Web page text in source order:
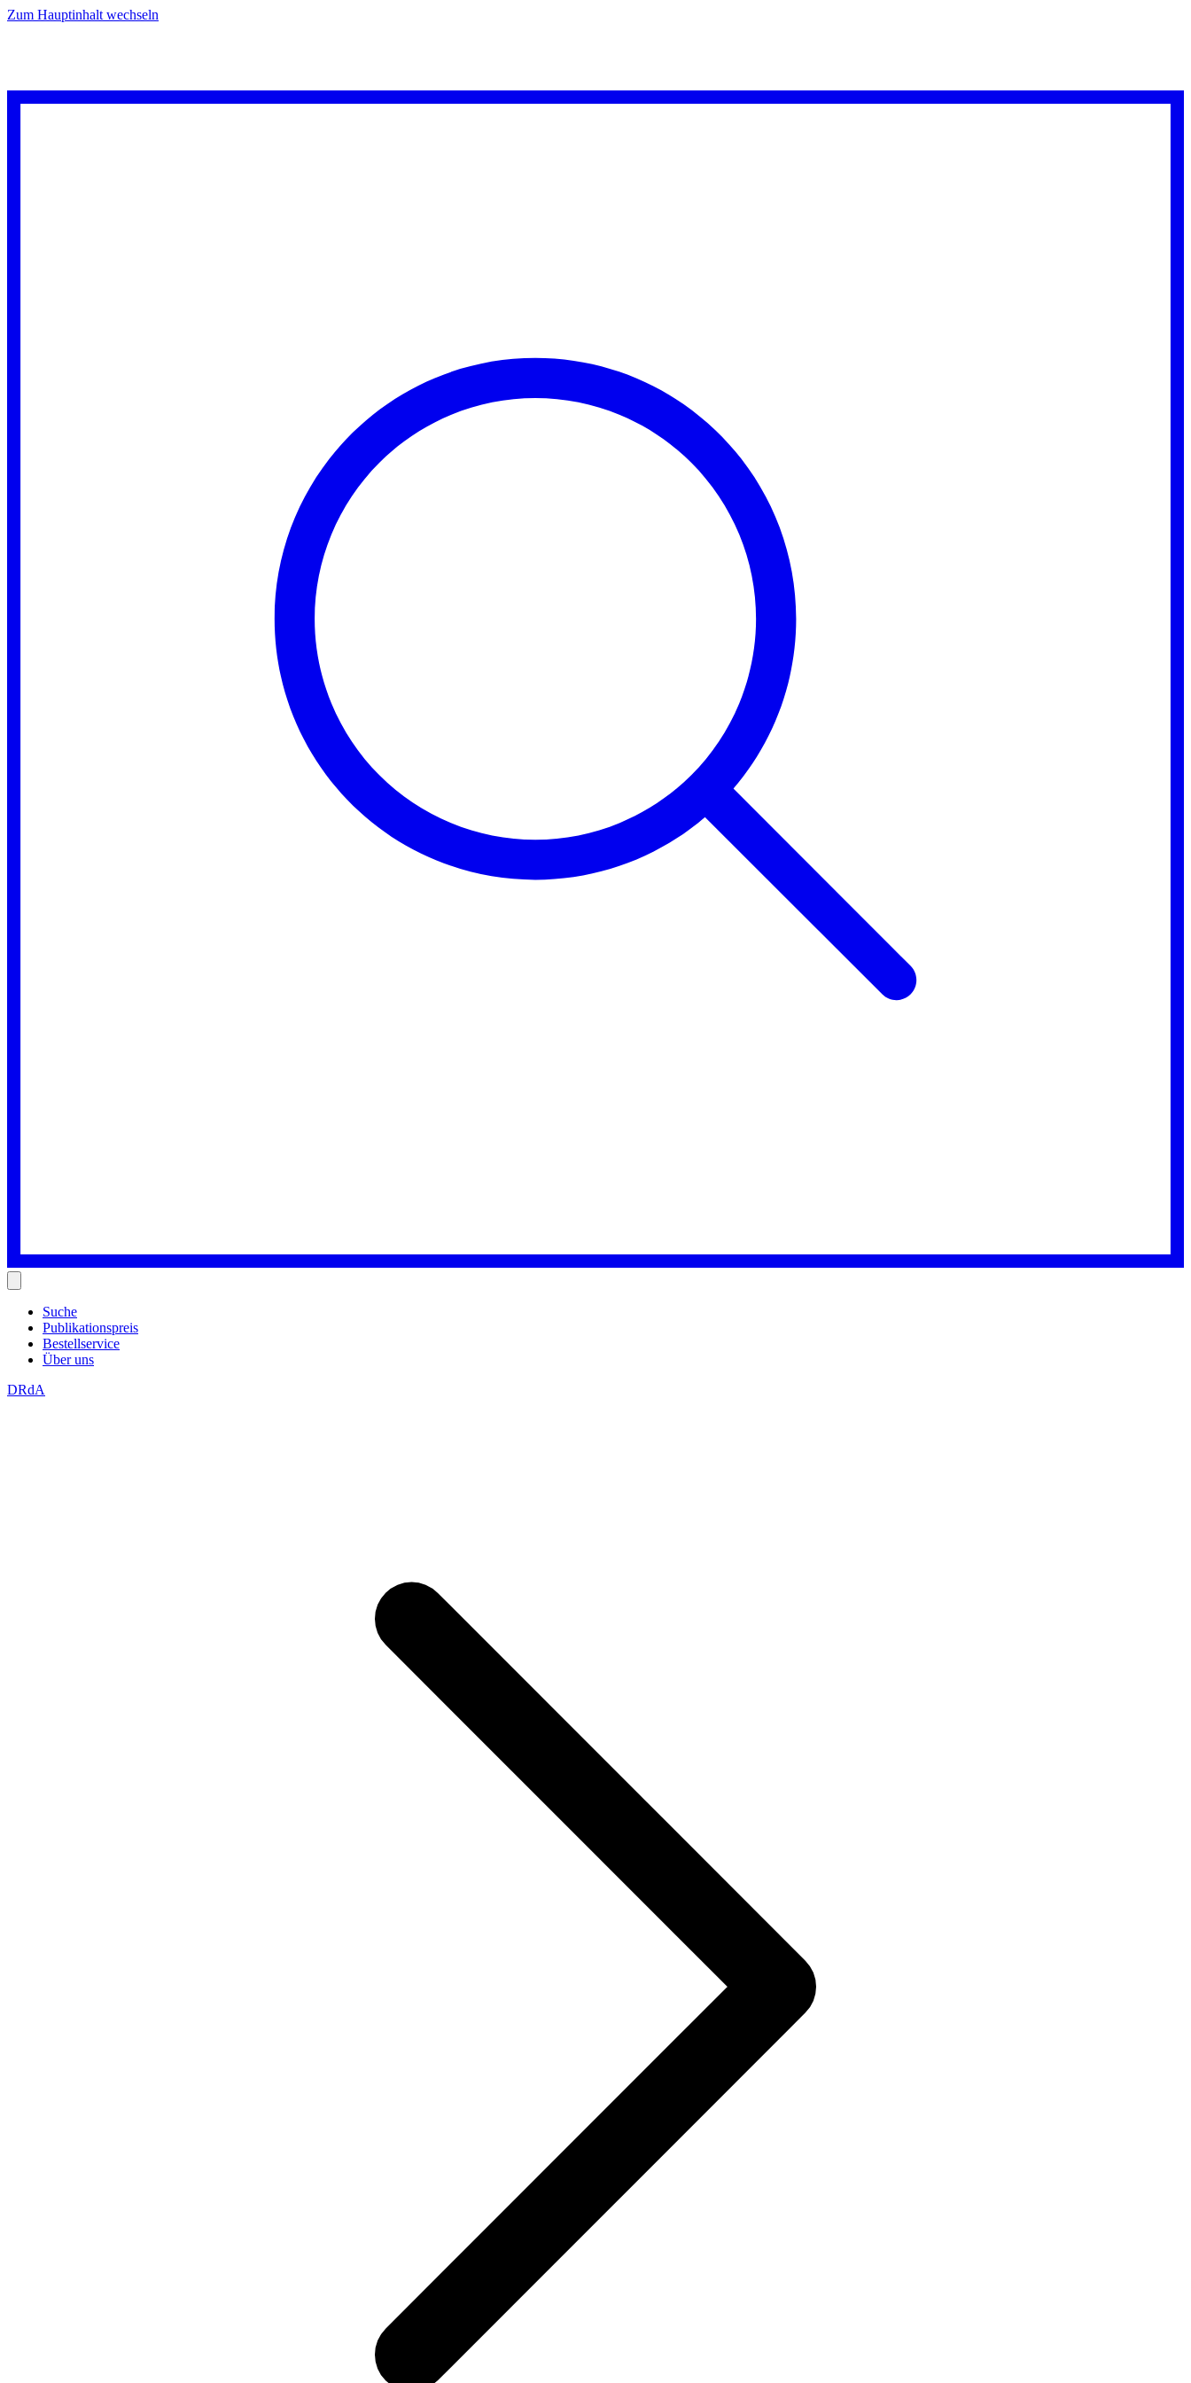
Zum Hauptinhalt wechseln
Suche
Publikationspreis
Bestellservice
Über uns
DRdA